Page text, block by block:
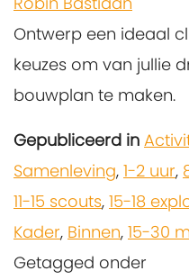
Ontwerp een ideaal
keuzes om van jullie
bouwplan te maken.
Gepubliceerd in
Samenleving, 1-2 uur,
11-15 scouts, 15-18
Kader, Binnen, 15-30
Getagged onder